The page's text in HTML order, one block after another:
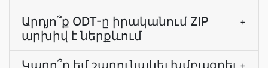
Արդյո՞ք ODT-ը իրականում ZIP
արխիվ է ներքևում
+
Կարո՞ղ եմ շարունակել խմբագրել +